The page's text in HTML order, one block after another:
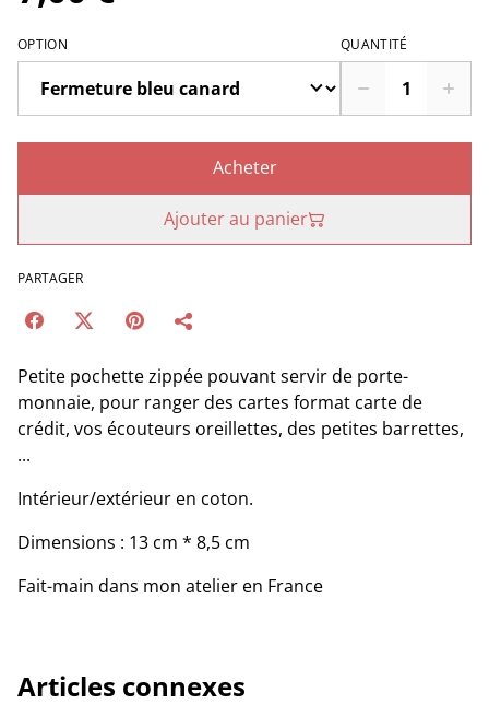
OPTION QUANTITÉ
Acheter
Ajouter au panier
PARTAGER
Petite pochette zippée pouvant servir de porte-
monnaie, pour ranger des cartes format carte de
crédit, vos écouteurs oreillettes, des petites barrettes,
...
Intérieur/extérieur en coton.
Dimensions : 13 cm * 8,5 cm
Fait-main dans mon atelier en France
Articles connexes